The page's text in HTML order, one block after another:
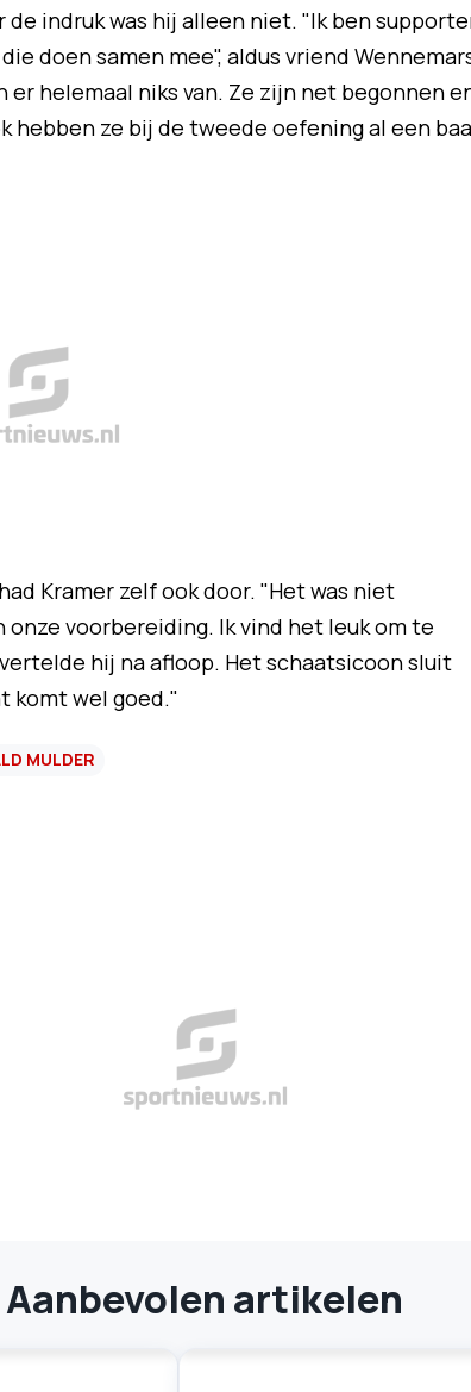
indruk was hij alleen niet. "Ik ben
doen samen mee", aldus vriend
er helemaal niks van. Ze zijn net begonnen
hebben ze bij de tweede oefening al een
Kramer zelf ook door. "Het was niet
voorbereiding. Ik vind het leuk om te
hij na afloop. Het schaatsicoon sluit
komt wel goed."
MULDER
Aanbevolen artikelen